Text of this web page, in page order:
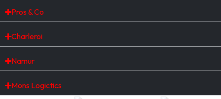
Pros & Co
Charleroi
Namur
Mons Logictics